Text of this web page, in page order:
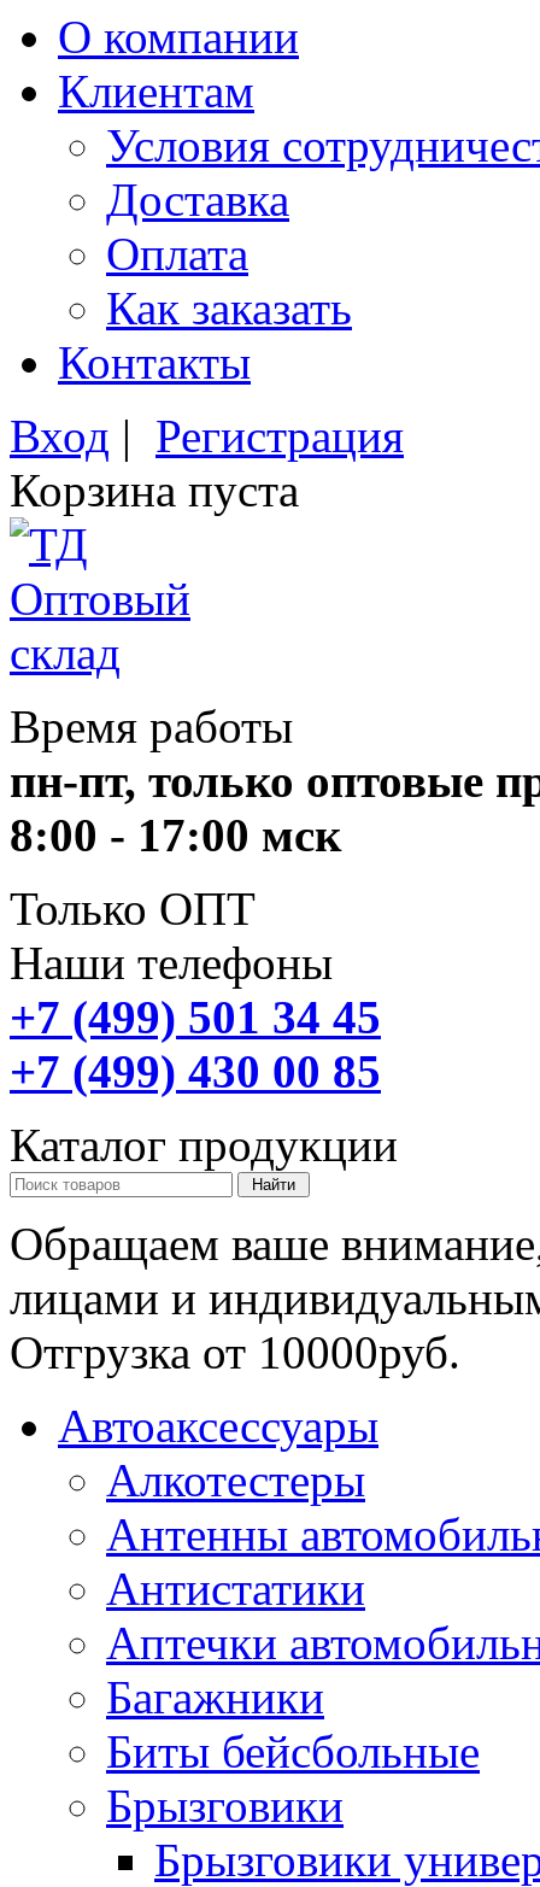
О компании
Клиентам
Условия
Доставка
Оплата
Как заказать
Контакты
Вход | Регистрация
Корзина пуста
Время работы
пн-пт, только оптовые
8:00 - 17:00 мск
Только ОПТ
Наши телефоны
+7 (499) 501 34 45
+7 (499) 430 00 85
Каталог продукции
Обращаем ваше
лицами и
Отгрузка от 10000руб.
Автоаксессуары
Алкотестеры
Антенны
Антистатики
Аптечки
Багажники
Биты бейсбольные
Брызговики
Брызговики